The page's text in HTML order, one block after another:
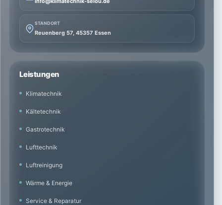
STANDORT
Reuenberg 57, 45357 Essen
Leistungen
Klimatechnik
Kältetechnik
Gastrotechnik
Lufttechnik
Luftreinigung
Wärme & Energie
Service & Reparatur